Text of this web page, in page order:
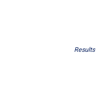
Results